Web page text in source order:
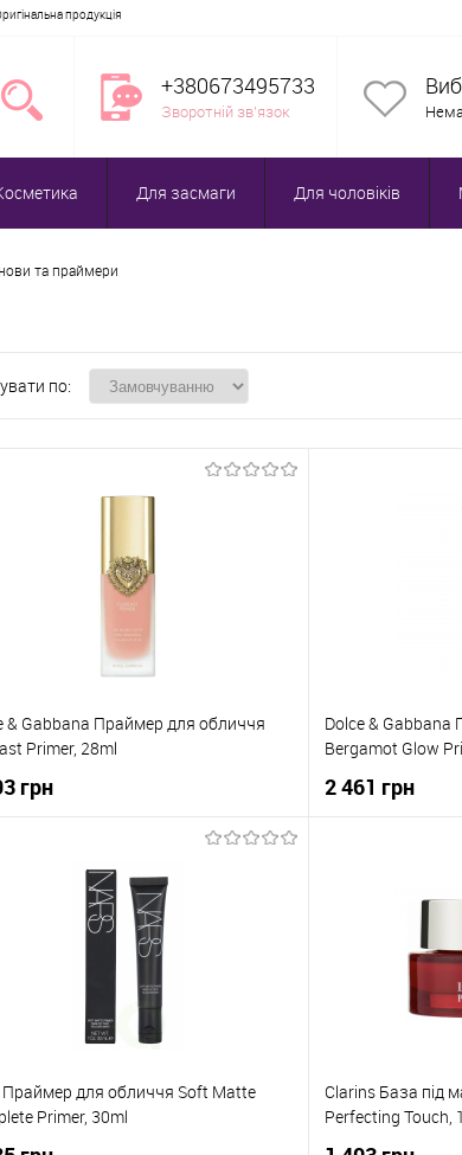
продукція
+380673495733
Зворотній зв'язок
Для засмаги Для чоловіків
та праймери
по:
& Gabbana Праймер для обличчя
Primer, 28ml
грн
Купити в 1 клік
Dolce &
Bergamot Glow
2 461 грн
Купити в 1 клік
До обраного
Праймер для обличчя Soft Matte
Primer, 30ml
Clarins База під
Perfecting Touch,